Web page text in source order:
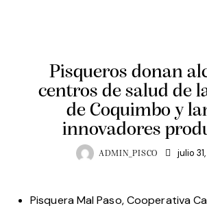
Pisqueros donan
centros de salud de
de Coquimbo y
innovadores
ADMIN_PISCO julio
Pisquera Mal Paso, Cooperativa